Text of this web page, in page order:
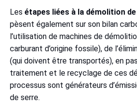
Les étapes liées à la démolition
pèsent également sur son bilan
l’utilisation de machines de
carburant d’origine fossile), de
(qui doivent être transportés), en
traitement et le recyclage de ces
processus sont générateurs
de serre.